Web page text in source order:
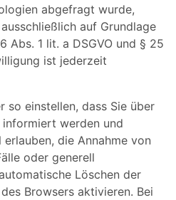
abgefragt wurde,
auf Grundlage
Abs. 1 lit. a DSGVO und § 25
ist jederzeit
so einstellen, dass Sie über
werden und
die Annahme von
oder generell
Löschen der
Browsers aktivieren. Bei